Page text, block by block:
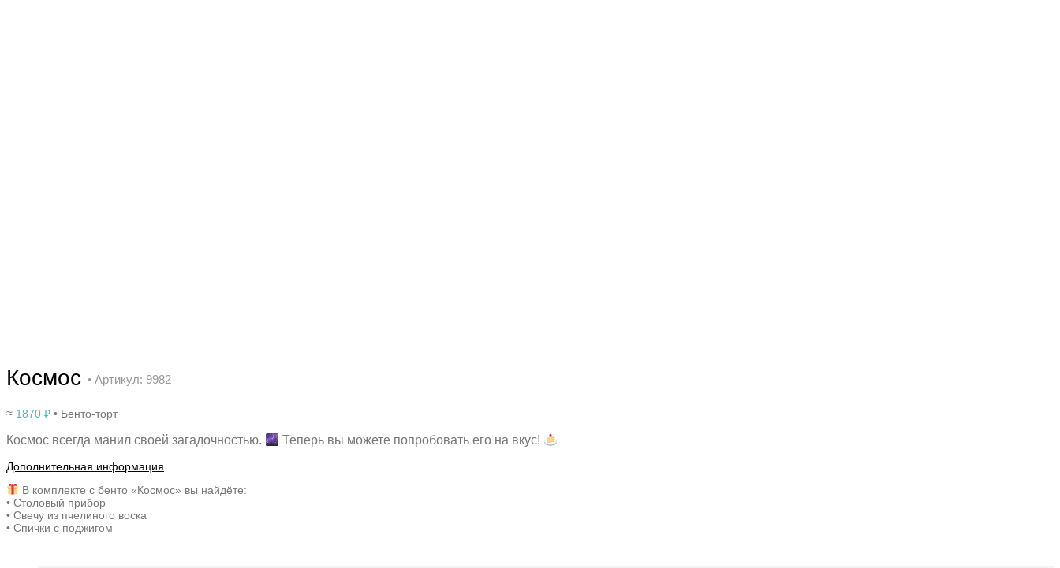
Космос • Артикул: 9982
≈ 1870 ₽ • Бенто-торт
Космос всегда манил своей загадочностью. Теперь вы можете попробовать его на вкус!
Дополнительная информация
В комплекте с бенто «Космос» вы найдёте:
• Столовый прибор
• Свечу из пчелиного воска
• Спички с поджигом